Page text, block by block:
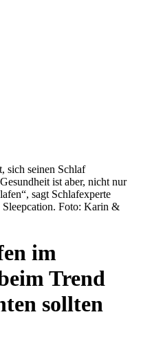
sich seinen Schlaf
ist aber, nicht nur
sagt Schlafexperte
Foto: Karin &
im
Trend
sollten